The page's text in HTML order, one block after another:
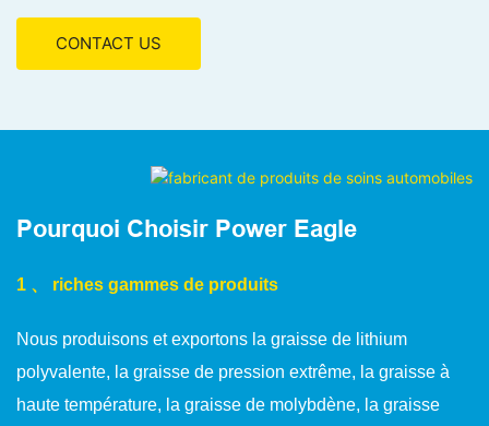
CONTACT US
Pourquoi Choisir Power Eagle
1 、 riches gammes de produits
Nous produisons et exportons la graisse de lithium
polyvalente, la graisse de pression extrême, la graisse à
haute température, la graisse de molybdène, la graisse